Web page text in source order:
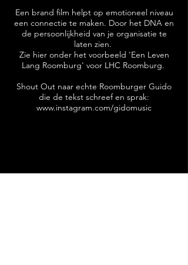
Een brand film helpt op emotioneel niveau
een connectie te maken. Door het DNA en
de persoonlijkheid van je organisatie te
laten zien.
Zie hier onder het voorbeeld 'Een Leven
Lang Roomburg' voor LHC Roomburg.
Shout Out naar echte Roomburger Guido
die de tekst schreef en sprak:
www.instagram.com/gidomusic